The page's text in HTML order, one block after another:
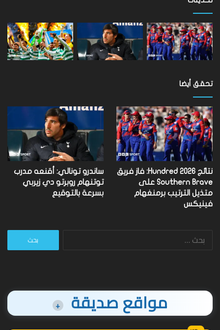
تحقق أيضا
نتائج Hundred 2026: فاز فريق
Southern Brave على
متذيل الترتيب برمنغهام
فينيكس
ساندرو تونالي: أقنعه مدرب
توتنهام روبرتو دي زيربي
بسرعة بالتوقيع
البحث
مواقع صديقة +